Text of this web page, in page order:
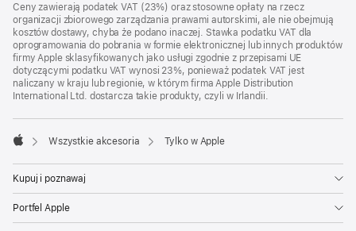
Ceny zawierają podatek VAT (23%) oraz stosowne opłaty na rzecz
organizacji zbiorowego zarządzania prawami autorskimi, ale nie obejmują
kosztów dostawy, chyba że podano inaczej. Stawka podatku VAT dla
oprogramowania do pobrania w formie elektronicznej lub innych produktów
firmy Apple sklasyfikowanych jako usługi zgodnie z przepisami UE
dotyczącymi podatku VAT wynosi 23%, ponieważ podatek VAT jest
naliczany w kraju lub regionie, w którym firma Apple Distribution
International Ltd. dostarcza takie produkty, czyli w Irlandii.
Wszystkie akcesoria Tylko w Apple
Kupuj i poznawaj
Portfel Apple